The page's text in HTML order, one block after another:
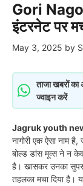
Gori Nagori
इंटरनेट पर
May 3, 2025 by
ताजा खबरों
ज्वाइन करें
Jagruk youth
नागोरी एक ऐसा नाम
बोल्ड डांस मूव्स ने न
है। खासकर उनका
तहलका मचा दिया है।